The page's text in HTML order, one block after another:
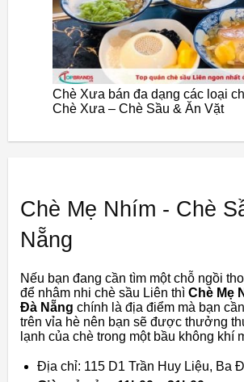
Chè Xưa bán đa dạng các loại
Chè Xưa – Chè Sầu & Ăn Vặt
Chè Mẹ Nhím - Chè
Nẵng
Nếu bạn đang cần tìm một chỗ ngồi
để nhâm nhi chè sầu Liên thì Chè Mẹ
Đà Nẵng chính là địa điểm mà bạn
trên vỉa hè nên bạn sẽ được thưởng
lạnh của chè trong một bầu không khí
Địa chỉ: 115 D1 Trần Huy Liệu, Ba